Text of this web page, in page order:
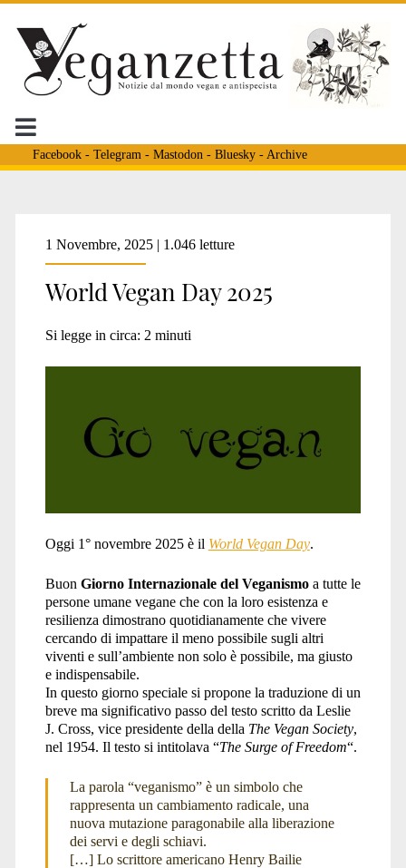
Facebook- Telegram - Mastodon - Bluesky- Archive
Tag:
<span>giornata
mondiale
veganismo</span>
1 Novembre, 2025 | 1.046 letture
World Vegan Day 2025
Si legge in circa: 2 minuti
Oggi 1° novembre 2025 è il World Vegan Day.
Buon Giorno Internazionale del Veganismoa tutte le
persone umane vegane che con la loro esistenza e
resilienza dimostrano quotidianamente che vivere
cercando di impattare il meno possibile sugli altri
viventi e sull’ambiente non solo è possibile, ma giusto
e indispensabile.
In questo giorno speciale si propone la traduzione di un
breve ma significativo passo del testo scritto da Leslie
J. Cross, vice presidente della della The Vegan Society,
nel 1954. Il testo si intitolava “The Surge of Freedom“.
La parola “veganismo” è un simbolo che
rappresenta un cambiamento radicale, una
nuova mutazione paragonabile alla liberazione
dei servi e degli schiavi.
[…] Lo scrittore americano Henry Bailie